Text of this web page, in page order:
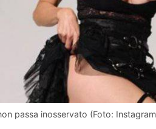
passa inosservato (Foto: